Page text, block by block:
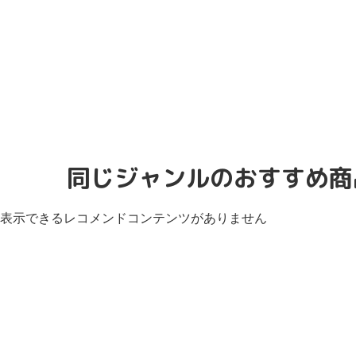
同じジャンルのおすすめ
表示できるレコメンドコンテンツがありません